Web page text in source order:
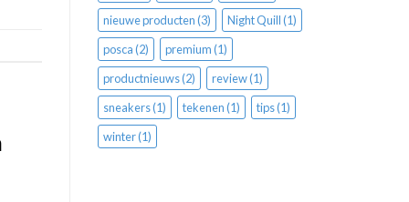
nieuwe producten(3) Night Quill(1)
posca(2) premium(1)
productnieuws(2) review(1)
sneakers(1) tekenen(1) tips(1)
winter(1)